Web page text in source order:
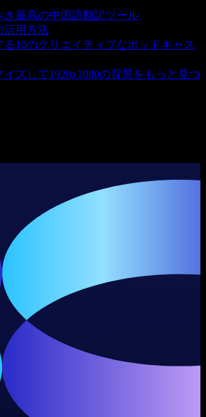
き最高の中国語翻訳ツール
活用方法
る10のクリエイティブなポッドキャス
ズして1920x1080の背景をもっと見つ